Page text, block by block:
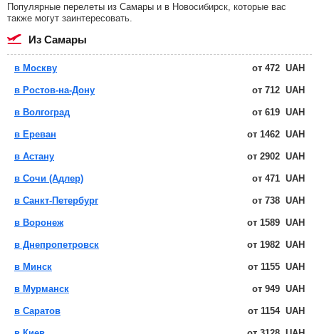
Популярные перелеты из Самары и в Новосибирск, которые вас
также могут заинтересовать.
из Самары
в Москву от 472 UAH
в Ростов-на-Дону от 712 UAH
в Волгоград от 619 UAH
в Ереван от 1462 UAH
в Астану от 2902 UAH
в Сочи (Адлер) от 471 UAH
в Санкт-Петербург от 738 UAH
в Воронеж от 1589 UAH
в Днепропетровск от 1982 UAH
в Минск от 1155 UAH
в Мурманск от 949 UAH
в Саратов от 1154 UAH